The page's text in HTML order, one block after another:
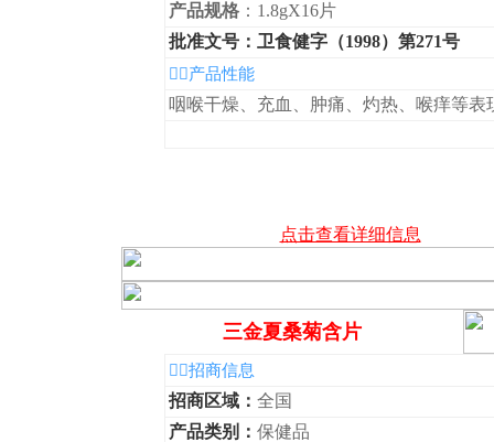
产品规格 ：1.8gX16片
批准文号：卫食健字（1998）第271号
◆产品性能
咽喉干燥、充血、肿痛、灼热、喉痒等表
点击查看详细信息
三金夏桑菊含片
◆招商信息
招商区域： 全国
产品类别： 保健品